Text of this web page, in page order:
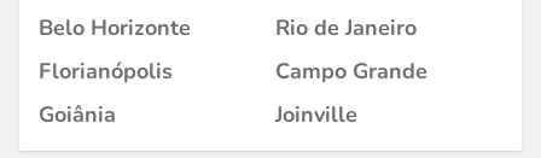
Belo Horizonte
Rio de Janeiro
Florianópolis
Campo Grande
Goiânia
Joinville